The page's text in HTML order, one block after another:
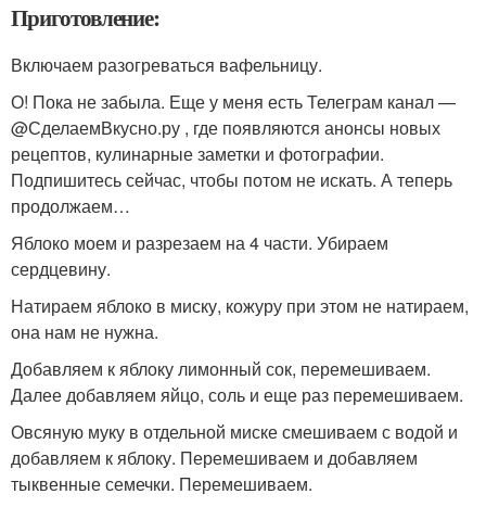
Приготовление:
Включаем разогреваться вафельницу.
О! Пока не забыла. Еще у меня есть Телеграм канал —
@СделаемВкусно.ру , где появляются анонсы новых
рецептов, кулинарные заметки и фотографии.
Подпишитесь сейчас, чтобы потом не искать. А теперь
продолжаем…
Яблоко моем и разрезаем на 4 части. Убираем
сердцевину.
Натираем яблоко в миску, кожуру при этом не натираем,
она нам не нужна.
Добавляем к яблоку лимонный сок, перемешиваем.
Далее добавляем яйцо, соль и еще раз перемешиваем.
Овсяную муку в отдельной миске смешиваем с водой и
добавляем к яблоку. Перемешиваем и добавляем
тыквенные семечки. Перемешиваем.